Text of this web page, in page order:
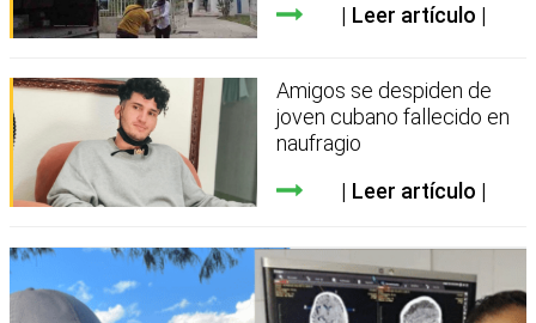
Leer artículo
Amigos se despiden de
joven cubano fallecido en
naufragio
Leer artículo